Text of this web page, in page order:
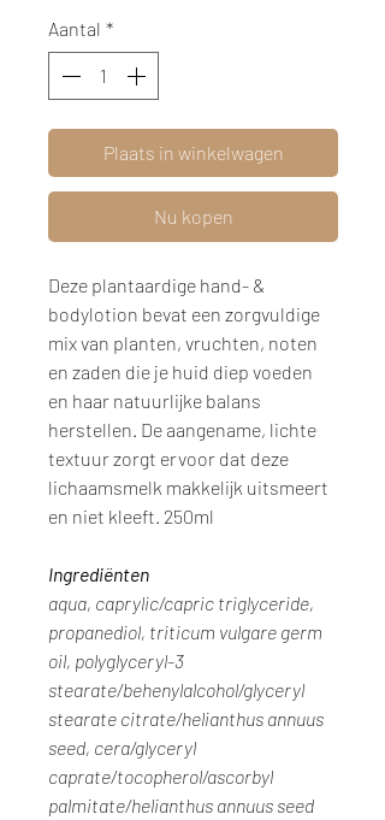
Aantal *
Plaats in winkelwagen
Nu kopen
Deze plantaardige hand- &
bodylotion bevat een zorgvuldige
mix van planten, vruchten, noten
en zaden die je huid diep voeden
en haar natuurlijke balans
herstellen. De aangename, lichte
textuur zorgt ervoor dat deze
lichaamsmelk makkelijk uitsmeert
en niet kleeft. 250ml
Ingrediënten
aqua, caprylic/capric triglyceride,
propanediol, triticum vulgare germ
oil, polyglyceryl-3
stearate/behenylalcohol/glyceryl
stearate citrate/helianthus annuus
seed, cera/glyceryl
caprate/tocopherol/ascorbyl
palmitate/helianthus annuus seed